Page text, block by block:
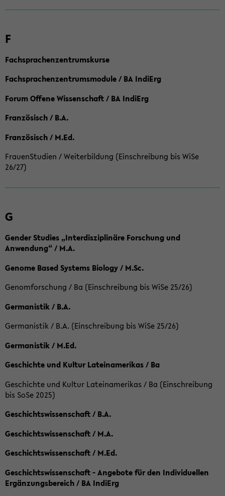
F
Fachsprachenzentrumskurse
Fachsprachenzentrumsmodule / BA IndiErg
Forum Offene Wissenschaft / BA IndiErg
Französisch / B.A.
Französisch / M.Ed.
FrauenStudien / Weiterbildung (Einschreibung bis WiSe
26/27)
G
Gender Studies „Interdisziplinäre Forschung und
Anwendung“ / M.A.
Genome Based Systems Biology / M.Sc.
Genomforschung / Ba (Einschreibung bis WiSe 25/26)
Germanistik / B.A.
Germanistik / B.A. (Einschreibung bis WiSe 25/26)
Germanistik / M.Ed.
Geschichte und Kultur Lateinamerikas / Ba
Geschichte und Kultur Lateinamerikas / Ba (Einschreibung
bis SoSe 2025)
Geschichtswissenschaft / B.A.
Geschichtswissenschaft / M.A.
Geschichtswissenschaft / M.Ed.
Geschichtswissenschaft - Angebote für den Individuellen
Ergänzungsbereich / BA IndiErg